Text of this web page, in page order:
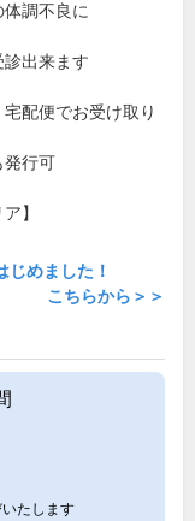
調不良に
診出来ます
配便でお受け取り
発行可
】
じめました！
こちらから＞＞
たします